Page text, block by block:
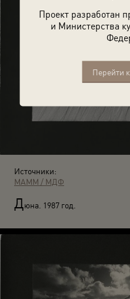
Проект разработан
и Министерства
Перейти
Источники:
МАММ / МДФ
Дюна. 1987 год.